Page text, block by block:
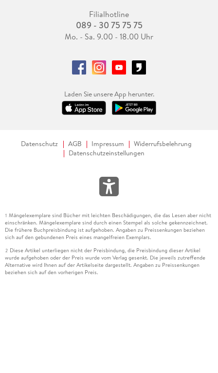
Filialhotline
089 - 30 75 75 75
Mo. - Sa. 9.00 - 18.00 Uhr
Laden Sie unsere App herunter.
Datenschutz AGB Impressum
Widerrufsbelehrung
Datenschutzeinstellungen
1 Mängelexemplare sind Bücher mit leichten Beschädigungen, die das Lesen aber nicht
einschränken. Mängelexemplare sind durch einen Stempel als solche gekennzeichnet.
Die frühere Buchpreisbindung ist aufgehoben. Angaben zu Preissenkungen beziehen
sich auf den gebundenen Preis eines mangelfreien Exemplars.
2 Diese Artikel unterliegen nicht der Preisbindung, die Preisbindung dieser Artikel
wurde aufgehoben oder der Preis wurde vom Verlag gesenkt. Die jeweils zutreffende
Alternative wird Ihnen auf der Artikelseite dargestellt. Angaben zu Preissenkungen
beziehen sich auf den vorherigen Preis.